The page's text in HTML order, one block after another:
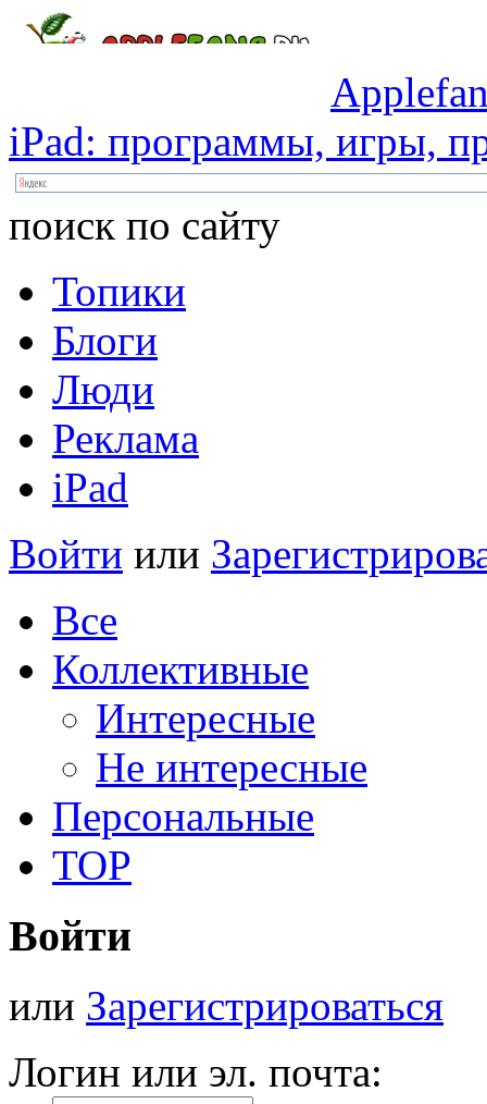
iPad: программы, игры,
поиск по сайту
Топики
Блоги
Люди
Реклама
iPad
Войти или
Все
Коллективные
Интересные
Не интересные
Персональные
TOP
Войти
или Зарегистрироваться
Логин или эл. почта: